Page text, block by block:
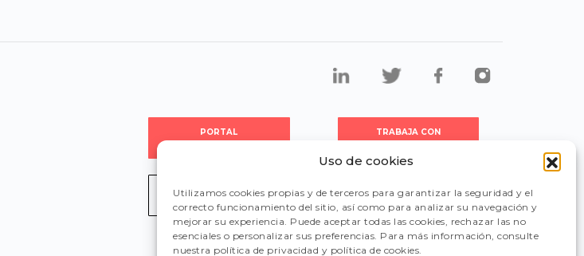
Uso de cookies
Utilizamos cookies propias y de terceros para garantizar la seguridad y el
correcto funcionamiento del sitio, así como para analizar su navegación y
mejorar su experiencia. Puede aceptar todas las cookies, rechazar las no
esenciales o personalizar sus preferencias. Para más información, consulte
nuestra política de privacidad y política de cookies.
PORTAL
PROVEEDORES
LEGISLACIÓN
TRABAJA CON
NOSOTROS
FAQ
CANAL DE DENUNCIAS